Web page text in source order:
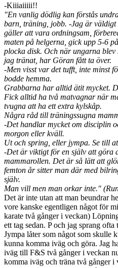
-Kiiiaiiiii!!
"En vanlig dödlig kan förstås
barn, träning, jobb. -Jag är
gäller att vara ordningsam,
maten på helgerna, gick upp 5-6
plocka disk. Och när ungarna
jag tränat, har Göran fått ta över.
-Men visst var det tufft, inte minst
bodde hemma.
Grabbarna har alltid ätit mycket.
Fick alltid ha två matvagnar när
tvugna att ha ett extra kylskåp.
Några råd till träningssugna
-Det handlar mycket om disciplin
morgon eller kväll.
Ut och spring, eller jympa. Se till
-Det är viktigt för en själv att göra
mammarollen. Det är så lätt att
femton år sitter man där med
själv.
Man vill men man orkar inte."
Det är inte utan att man beundrar
vore kanske egentligen något för
karate två gånger i veckan)
ett tag sedan. P och jag sprang
Jympa låter som något som skulle
kunna komma iväg och göra. Jag
iväg till F&S två gånger i veckan
komma iväg och träna två gånger i